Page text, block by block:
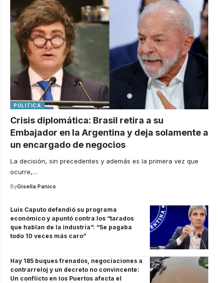
POLITICA
Crisis diplomática: Brasil retira a su
Embajador en la Argentina y deja solamente a
un encargado de negocios
La decisión, sin precedentes y además es la primera vez que
ocurre,…
ByGisella Panico
Luis Caputo defendió su programa
económico y apuntó contra los “tarados
que hablan de la industria”: “Se pagaba
todo 10 veces más caro”
Hay 185 buques frenados, negociaciones a
contrarreloj y un decreto no convincente:
Un conflicto en los Puertos afecta el